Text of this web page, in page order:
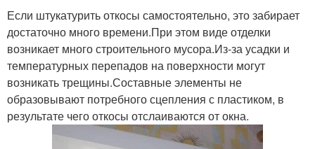
Если штукатурить откосы самостоятельно, это забирает
достаточно много времени.При этом виде отделки
возникает много строительного мусора.Из-за усадки и
температурных перепадов на поверхности могут
возникать трещины.Составные элементы не
образовывают потребного сцепления с пластиком, в
результате чего откосы отслаиваются от окна.